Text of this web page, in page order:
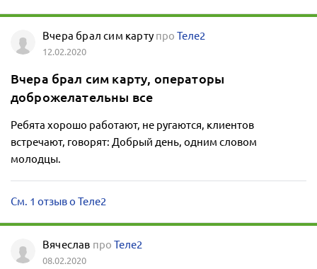
Вчера брал сим карту про Теле2
12.02.2020
Вчера брал сим карту, операторы
доброжелательны все
Ребята хорошо работают, не ругаются, клиентов
встречают, говорят: Добрый день, одним словом
молодцы.
См. 1 отзыв о Теле2
Вячеслав про Теле2
08.02.2020